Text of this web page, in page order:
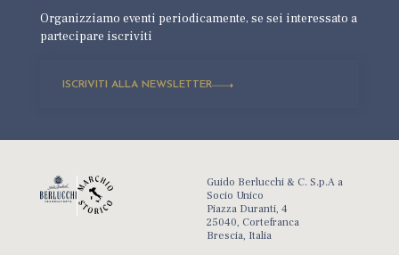
Organizziamo eventi periodicamente,se sei interessato a
partecipare iscriviti
ISCRIVITI ALLA NEWSLETTER
Guido Berlucchi & C. S.p.A a
Socio Unico
Piazza Duranti, 4
25040, Cortefranca
Brescia, Italia